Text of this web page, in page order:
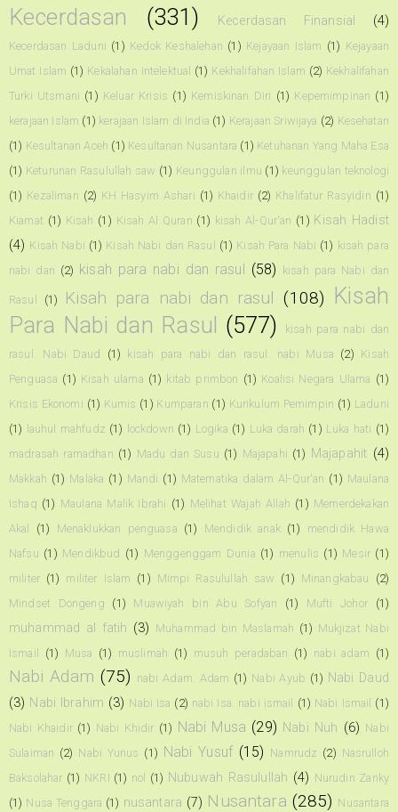
Kecerdasan (331) Kecerdasan Finansial (4)
Kecerdasan Laduni (1) Kedok Keshalehan (1) Kejayaan Islam (1) Kejayaan
Umat Islam (1) Kekalahan Intelektual (1) Kekhalifahan Islam (2) Kekhalifahan
Turki Utsmani (1) Keluar Krisis (1) Kemiskinan Diri (1) Kepemimpinan (1)
kerajaan Islam (1) kerajaan Islam di India (1) Kerajaan Sriwijaya (2) Kesehatan
(1) Kesultanan Aceh (1) Kesultanan Nusantara (1) Ketuhanan Yang Maha Esa
(1) Keturunan Rasulullah saw (1) Keunggulan ilmu (1) keunggulan teknologi
(1) Kezaliman (2) KH Hasyim Ashari (1) Khaidir (2) Khalifatur Rasyidin (1)
Kiamat (1) Kisah (1) Kisah Al Quran (1) kisah Al-Qur'an (1) Kisah Hadist
(4) Kisah Nabi (1) Kisah Nabi dan Rasul (1) Kisah Para Nabi (1) kisah para
nabi dan (2) kisah para nabi dan rasul (58) kisah para Nabi dan
Rasul (1) Kisah para nabi dan rasul (108) Kisah
Para Nabi dan Rasul (577)
kisah para nabi dan
rasul. Nabi Daud
(1) kisah para nabi dan rasul. nabi Musa (2) Kisah
Penguasa (1) Kisah ulama (1) kitab primbon (1) Koalisi Negara Ulama (1)
Krisis Ekonomi (1) Kumis (1) Kumparan (1) Kurikulum Pemimpin (1) Laduni
(1) lauhul mahfudz (1) lockdown (1) Logika (1) Luka darah (1) Luka hati (1)
madrasah ramadhan (1) Madu dan Susu (1) Majapahi (1) Majapahit (4)
Makkah (1) Malaka (1) Mandi (1) Matematika dalam Al-Qur'an (1) Maulana
Ishaq (1) Maulana Malik Ibrahi (1) Melihat Wajah Allah (1) Memerdekakan
Akal
(1) Menaklukkan penguasa (1) Mendidik anak (1)
mendidik Hawa
Nafsu (1) Mendikbud (1) Menggenggam Dunia (1) menulis (1) Mesir (1)
militer (1) militer Islam (1) Mimpi Rasulullah saw (1) Minangkabau
(2)
Mindset Dongeng
(1) Muawiyah bin Abu Sofyan (1) Mufti Johor (1)
muhammad al fatih (3) Muhammad bin Maslamah (1) Mukjizat Nabi
Ismail
(1) Musa (1) muslimah (1) musuh peradaban (1) nabi adam (1)
Nabi Adam (75) nabi Adam. Adam (1) Nabi Ayub (1) Nabi Daud
(3) Nabi Ibrahim (3) Nabi Isa (2) nabi Isa. nabi ismail (1) Nabi Ismail (1)
Nabi Khaidir (1) Nabi Khidir (1) Nabi Musa (29) Nabi Nuh (6) Nabi
Sulaiman (2) Nabi Yunus (1) Nabi Yusuf (15) Namrudz (2) Nasrulloh
Baksolahar (1) NKRI (1) nol (1) Nubuwah Rasulullah (4) Nurudin Zanky
(1) Nusa Tenggara (1) nusantara (7) Nusantara (285) Nusantara